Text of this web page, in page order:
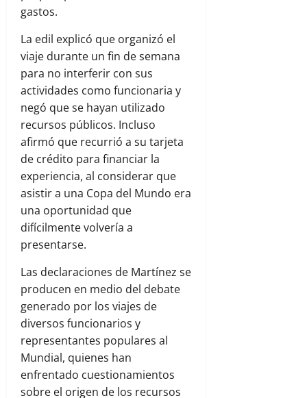
gastos.
La edil explicó que organizó el
viaje durante un fin de semana
para no interferir con sus
actividades como funcionaria y
negó que se hayan utilizado
recursos públicos. Incluso
afirmó que recurrió a su tarjeta
de crédito para financiar la
experiencia, al considerar que
asistir a una Copa del Mundo era
una oportunidad que
difícilmente volvería a
presentarse.
Las declaraciones de Martínez se
producen en medio del debate
generado por los viajes de
diversos funcionarios y
representantes populares al
Mundial, quienes han
enfrentado cuestionamientos
sobre el origen de los recursos